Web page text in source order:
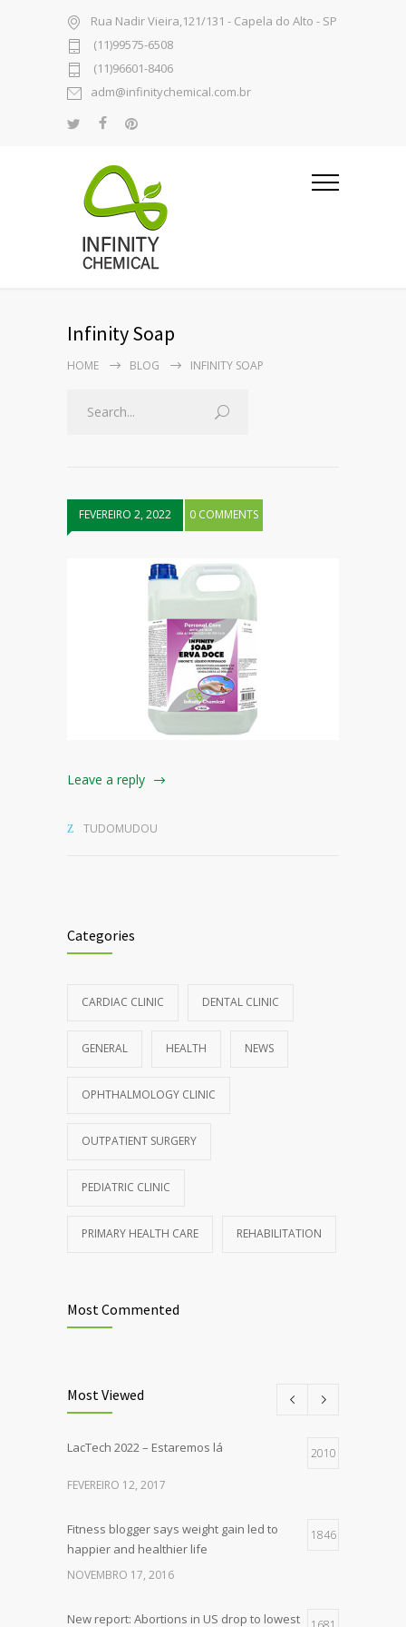
Rua Nadir Vieira,121/131 - Capela do Alto - SP
(11)99575-6508
(11)96601-8406
adm@infinitychemical.com.br
Infinity Soap
HOME BLOG INFINITY SOAP
FEVEREIRO 2, 2022 0 COMMENTS
Leave a reply
TUDOMUDOU
Categories
CARDIAC CLINIC DENTAL CLINIC
GENERAL HEALTH NEWS
OPHTHALMOLOGY CLINIC
OUTPATIENT SURGERY
PEDIATRIC CLINIC
PRIMARY HEALTH CARE REHABILITATION
Most Commented
Most Viewed
LacTech 2022 – Estaremos lá 2010
FEVEREIRO 12, 2017
Fitness blogger says weight gain led to
happier and healthier life
1846
NOVEMBRO 17, 2016
New report: Abortions in US drop to lowest